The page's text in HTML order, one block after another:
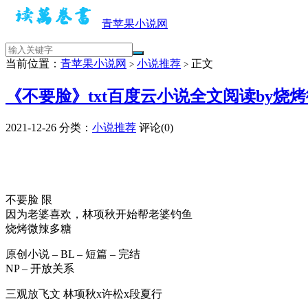
青苹果小说网
当前位置： 青苹果小说网 > 小说推荐 > 正文
《不要脸》txt百度云小说全文阅读by烧
2021-12-26 分类： 小说推荐 评论(0)
不要脸 限
因为老婆喜欢，林项秋开始帮老婆钓鱼
烧烤微辣多糖
原创小说 – BL – 短篇 – 完结
NP – 开放关系
三观放飞文 林项秋x许松x段夏行